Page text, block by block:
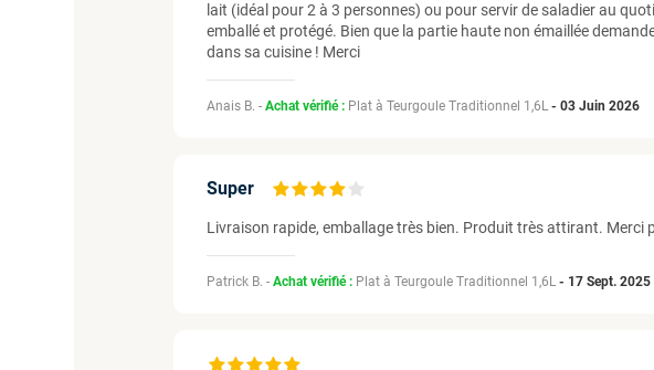
lait (idéal pour 2 à 3 personnes) ou pour servir de saladier au
emballé et protégé. Bien que la partie haute non émaillée
dans sa cuisine ! Merci
Anais B. -Achat vérifié : Plat à Teurgoule Traditionnel 1,6L -03 Juin 2026
Super
Livraison rapide, emballage très bien. Produit très attirant. Merci
Patrick B. -Achat vérifié : Plat à Teurgoule Traditionnel 1,6L - 17 Sept. 2025